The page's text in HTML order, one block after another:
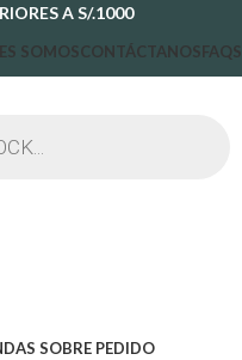
A S/.1000
SOMOSCONTÁCTANOSFAQS
SOBRE PEDIDO